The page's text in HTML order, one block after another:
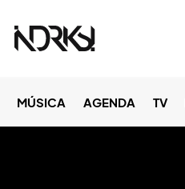
MÚSICA AGENDA TV